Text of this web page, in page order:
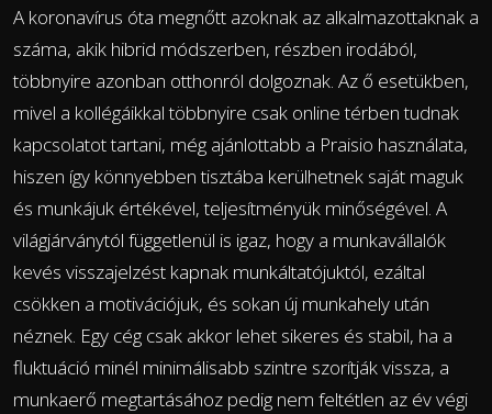
A koronavírus óta megnőtt azoknak az alkalmazottaknak a
száma, akik hibrid módszerben, részben irodából,
többnyire azonban otthonról dolgoznak. Az ő esetükben,
mivel a kollégáikkal többnyire csak online térben tudnak
kapcsolatot tartani, még ajánlottabb a Praisio használata,
hiszen így könnyebben tisztába kerülhetnek saját maguk
és munkájuk értékével, teljesítményük minőségével. A
világjárványtól függetlenül is igaz, hogy a munkavállalók
kevés visszajelzést kapnak munkáltatójuktól, ezáltal
csökken a motivációjuk, és sokan új munkahely után
néznek. Egy cég csak akkor lehet sikeres és stabil, ha a
fluktuáció minél minimálisabb szintre szorítják vissza, a
munkaerő megtartásához pedig nem feltétlen az év végi